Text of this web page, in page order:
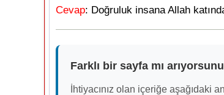
Cevap: Doğruluk insana Allah
Farklı bir sayfa mı
İhtiyacınız olan içeriğe aşağıdaki